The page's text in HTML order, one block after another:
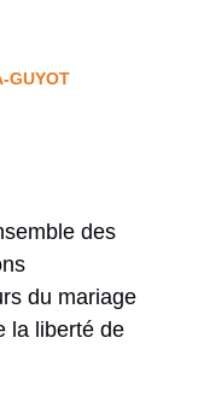
GUYOT
des
du mariage
la liberté de